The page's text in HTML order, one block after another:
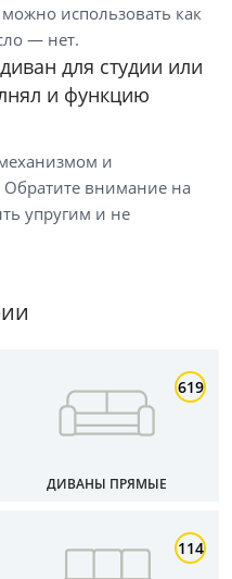
использовать как
— нет.
для студии или
и функцию
и
внимание на
упругим и не
619
ДИВАНЫ ПРЯМЫЕ
114